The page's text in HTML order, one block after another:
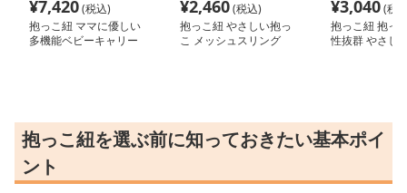
¥7,420(税込)
抱っこ紐 ママに優しい
多機能ベビーキャリー
¥2,460(税込)
抱っこ紐 やさしい抱っ
こ メッシュスリング
¥3,040(税
抱っこ紐 抱っ
性抜群 やさし
抱っこ紐を選ぶ前に知っておきたい基本ポイ
ント